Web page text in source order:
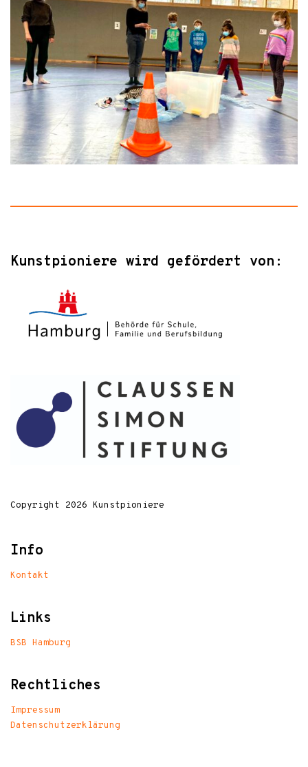
Kunstpioniere wird gefördert von:
Copyright 2026 Kunstpioniere
Info
Kontakt
Links
BSB Hamburg
Rechtliches
Impressum
Datenschutzerklärung